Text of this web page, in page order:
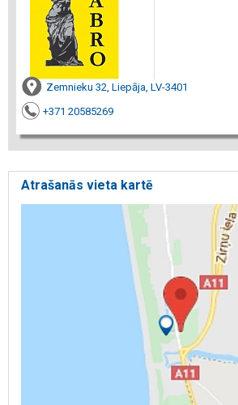
Zemnieku 32, Liepāja, LV-3401
+371 20585269
Atrašanās vieta kartē